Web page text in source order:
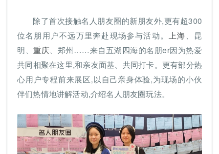
除了首次接触名人朋友圈的新朋友外,更有超300
位名朋用户不远万里奔赴现场参与活动。上海、昆
明、重庆、郑州……来自五湖四海的名朋er因为热爱
共同相聚在这里,和亲友面基、共同打卡。更有部分热
心用户专程前来展区,以自己亲身体验,为现场的小伙
伴们热情地讲解活动,介绍名人朋友圈玩法。